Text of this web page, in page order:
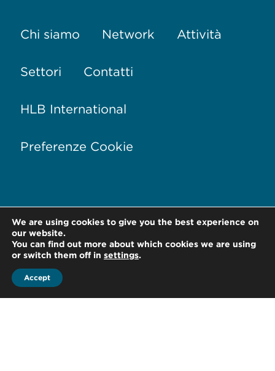
Chi siamo Network Attività
Settori Contatti
HLB International
Preferenze Cookie
Via Conservatorio, 17 20122 Milano –Italia
T +39 02 76 01 81 28
F +39 02 76 01 88 80
We are using cookies to give you the best experience on
our website.
You can find out more about which cookies we are using
or switch them off in settings.
Accept